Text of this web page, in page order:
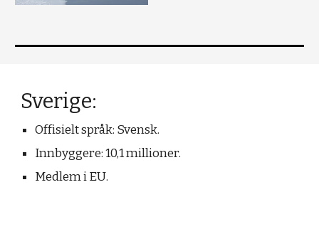
Sverige:
Offisielt språk: Svensk.
Innbyggere: 10,1 millioner.
Medlem i EU.